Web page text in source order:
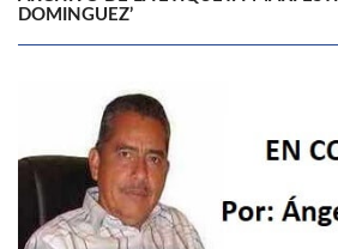
DOMINGUEZ’